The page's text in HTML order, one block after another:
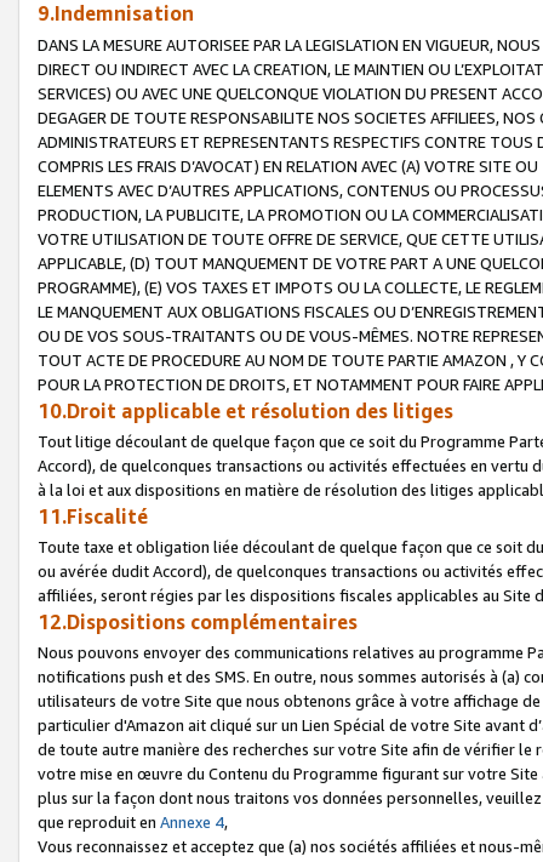
9.Indemnisation
DANS LA MESURE AUTORISEE PAR LA LEGISLATION EN VIGUEUR,
DIRECT OU INDIRECT AVEC LA CREATION, LE MAINTIEN OU
SERVICES) OU AVEC UNE QUELCONQUE VIOLATION DU PRESENT
DEGAGER DE TOUTE RESPONSABILITE NOS SOCIETES AFFILIEES,
ADMINISTRATEURS ET REPRESENTANTS RESPECTIFS CONTRE
COMPRIS LES FRAIS D’AVOCAT) EN RELATION AVEC (A) VOTRE SITE
ELEMENTS AVEC D’AUTRES APPLICATIONS, CONTENUS OU
PRODUCTION, LA PUBLICITE, LA PROMOTION OU LA
VOTRE UTILISATION DE TOUTE OFFRE DE SERVICE, QUE CETTE
APPLICABLE, (D) TOUT MANQUEMENT DE VOTRE PART A UNE
PROGRAMME), (E) VOS TAXES ET IMPOTS OU LA COLLECTE, LE
LE MANQUEMENT AUX OBLIGATIONS FISCALES OU
OU DE VOS SOUS-TRAITANTS OU DE VOUS-MÊMES. NOTRE
TOUT ACTE DE PROCEDURE AU NOM DE TOUTE PARTIE AMAZON , Y
POUR LA PROTECTION DE DROITS, ET NOTAMMENT POUR FAIRE
10.Droit applicable et résolution des litiges
Tout litige découlant de quelque façon que ce soit du Programme
Accord), de quelconques transactions ou activités effectuées en vertu
à la loi et aux dispositions en matière de résolution des litiges
11.Fiscalité
Toute taxe et obligation liée découlant de quelque façon que ce soit
ou avérée dudit Accord), de quelconques transactions ou activités
affiliées, seront régies par les dispositions fiscales applicables au Site
12.Dispositions complémentaires
Nous pouvons envoyer des communications relatives au programme
notifications push et des SMS. En outre, nous sommes autorisés à
utilisateurs de votre Site que nous obtenons grâce à votre affichage
particulier d'Amazon ait cliqué sur un Lien Spécial de votre Site avant
de toute autre manière des recherches sur votre Site afin de vérifier
votre mise en œuvre du Contenu du Programme figurant sur votre
plus sur la façon dont nous traitons vos données personnelles,
que reproduit en Annexe 4,
Vous reconnaissez et acceptez que (a) nos sociétés affiliées et nous-